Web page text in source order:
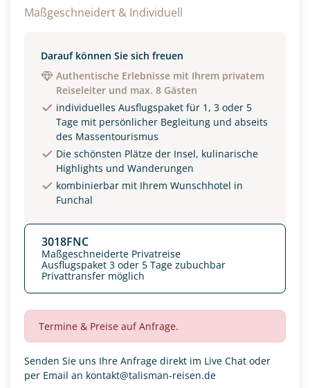
Maßgeschneidert & Individuell
Darauf können Sie sich freuen
Authentische Erlebnisse mit Ihrem privatem
Reiseleiter und max. 8 Gästen
individuelles Ausflugspaket für 1, 3 oder 5
Tage mit persönlicher Begleitung und abseits
des Massentourismus
Die schönsten Plätze der Insel, kulinarische
Highlights und Wanderungen
kombinierbar mit Ihrem Wunschhotel in
Funchal
3018FNC
Maßgeschneiderte Privatreise
Ausflugspaket 3 oder 5 Tage zubuchbar
Privattransfer möglich
Termine & Preise auf Anfrage.
Senden Sie uns Ihre Anfrage direkt im Live Chat oder
per Email an kontakt@talisman-reisen.de
Alter
Unterkunft
EZ Familienzimmer
Reisebeginn
Option 1 Option 2